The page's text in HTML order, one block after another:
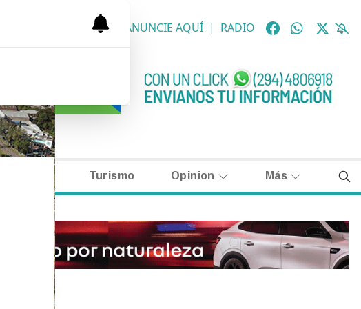
NECROLÓGICAS ANUNCIE AQUÍ | RADIO
Turismo Opinion Más